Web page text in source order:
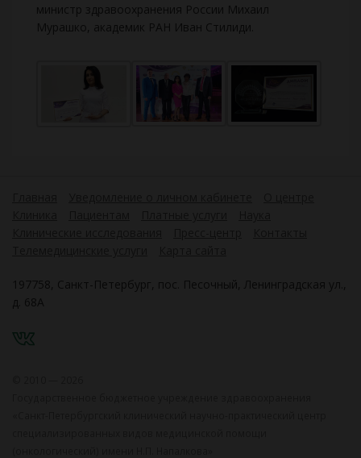
министр здравоохранения России Михаил
Мурашко, академик РАН Иван Стилиди.
197758, Санкт-Петербург, пос. Песочный, Ленинградская ул.,
д. 68А